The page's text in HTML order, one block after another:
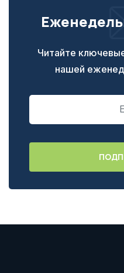
Читайте
нашей